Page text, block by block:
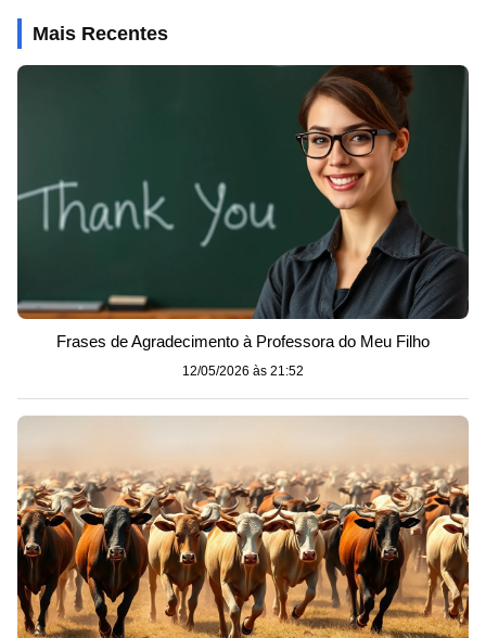
Mais Recentes
Frases de Agradecimento à Professora do Meu Filho
12/05/2026 às 21:52